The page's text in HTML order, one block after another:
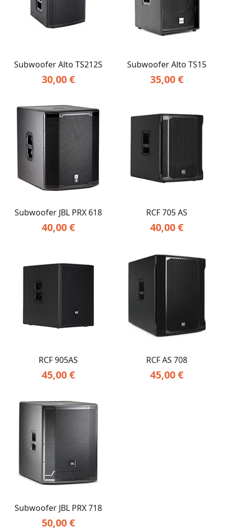
Subwoofer Alto TS212S
30,00€
Subwoofer Alto TS15
35,00€
Subwoofer JBL PRX 618
40,00€
RCF 705 AS
40,00€
RCF 905AS
45,00€
RCF AS 708
45,00€
Subwoofer JBL PRX 718
50,00€